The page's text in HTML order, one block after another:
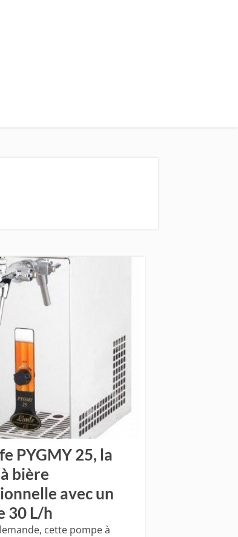
PYGMY 25, la
bière
avec un
30 L/h
cette pompe à